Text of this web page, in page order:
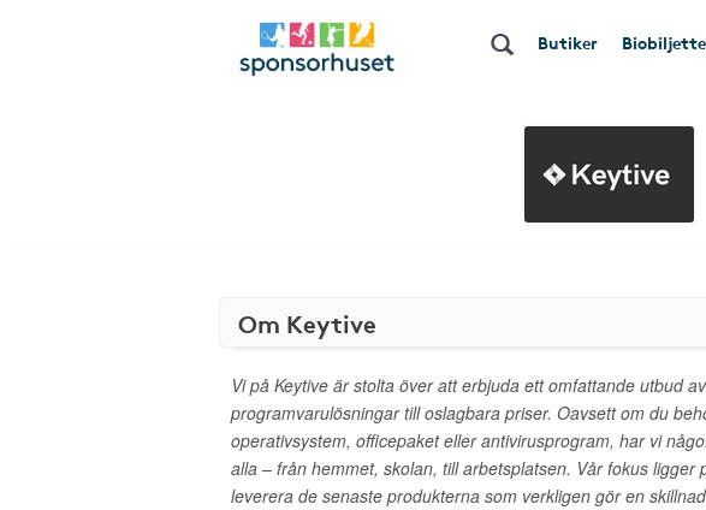
Butiker
Om Keytive
Vi på Keytive är stolta över att erbjuda ett omfattande utbud av
programvarulösningar till oslagbara priser. Oavsett om du
operativsystem, officepaket eller antivirusprogram, har vi
alla – från hemmet, skolan, till arbetsplatsen. Vår fokus ligger
leverera de senaste produkterna som verkligen gör en